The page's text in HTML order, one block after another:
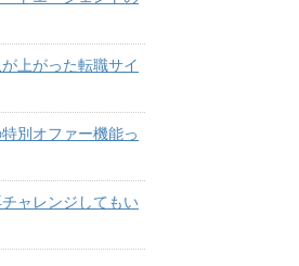
上がった転職サイ
別オファー機能っ
ャレンジしてもい